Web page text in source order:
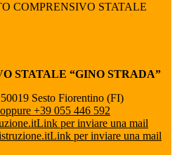
COMPRENSIVO STATALE
STATALE “GINO STRADA”
Sesto Fiorentino (FI)
+39 055 446 592
Link per inviare una mail
Link per inviare una mail